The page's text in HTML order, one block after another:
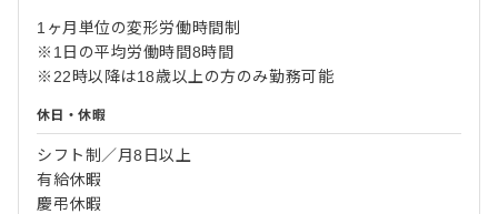
1ヶ月単位の変形労働時間制
※1日の平均労働時間8時間
※22時以降は18歳以上の方のみ勤務可能
休日・休暇
シフト制／月8日以上
有給休暇
慶弔休暇